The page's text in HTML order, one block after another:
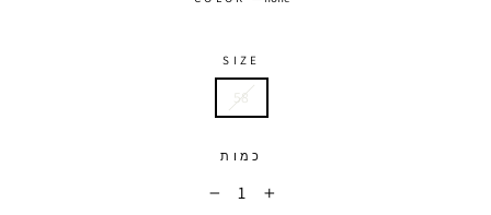
SIZE
58
כמות
+